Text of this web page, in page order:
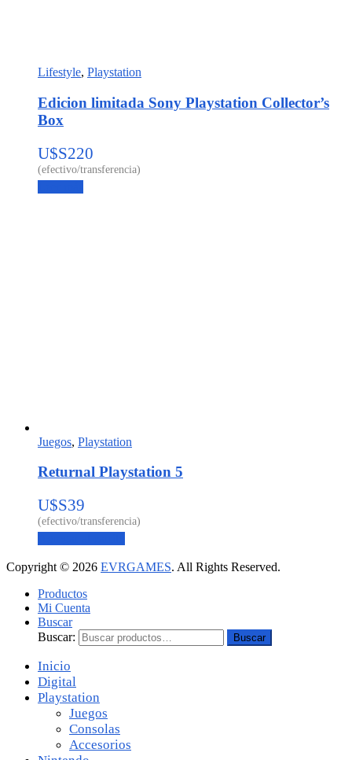
Lifestyle, Playstation
Edicion limitada Sony Playstation Collector’s
Box
U$S220
Juegos, Playstation
Returnal Playstation 5
U$S39
Copyright © 2026 EVRGAMES. All Rights Reserved.
Productos
Mi Cuenta
Buscar
Buscar:
Buscar
Inicio
Digital
Playstation
Juegos
Consolas
Accesorios